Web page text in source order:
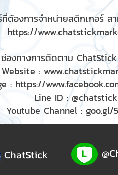
ต้องการจำหน่ายสติกเกอร์ ส
https://
ช่องทางการติดตาม
Website :
: https://
Line ID : @chatstick
Youtube Channel : goo.gl/
ChatStick